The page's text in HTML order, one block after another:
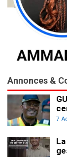
Annonces &
7